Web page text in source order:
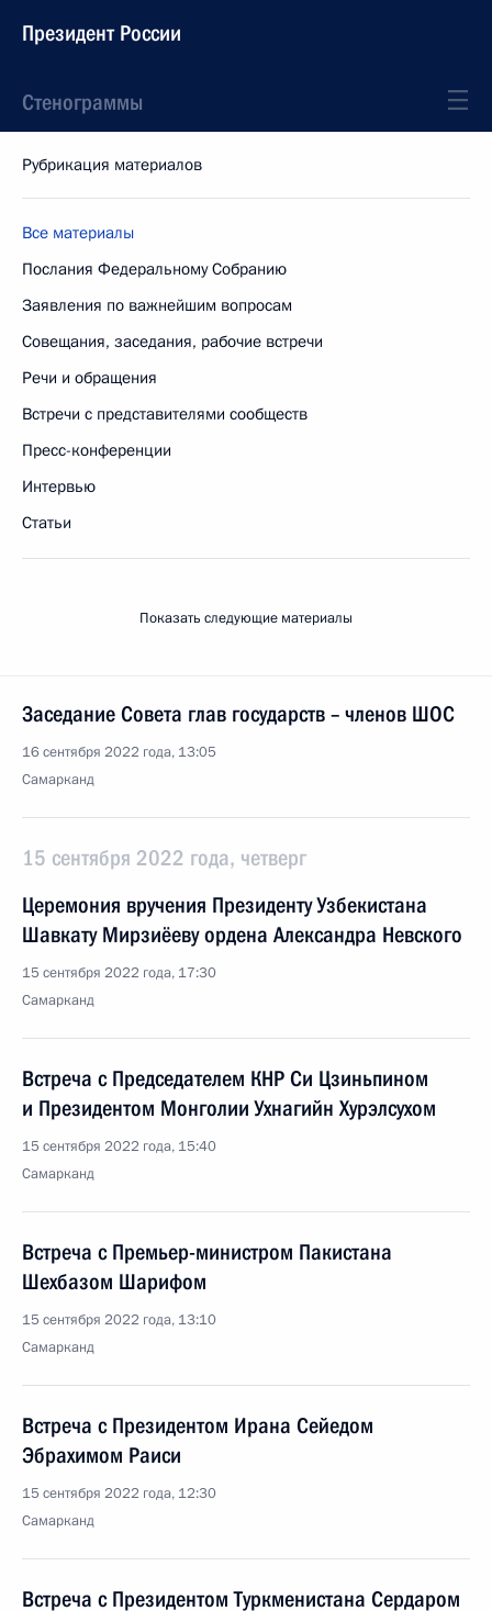
Президент России
Стенограммы
Рубрикация материалов
Все материалы
Послания Федеральному Собранию
Заявления по важнейшим вопросам
Совещания, заседания, рабочие встречи
Речи и обращения
Встречи с представителями сообществ
Пресс-конференции
Интервью
Статьи
Показать следующие материалы
Заседание Совета глав государств – членов ШОС
16 сентября 2022 года, 13:05
Самарканд
15 сентября 2022 года, четверг
Церемония вручения Президенту Узбекистана
Шавкату Мирзиёеву ордена Александра Невского
15 сентября 2022 года, 17:30
Самарканд
Встреча с Председателем КНР Си Цзиньпином
и Президентом Монголии Ухнагийн Хурэлсухом
15 сентября 2022 года, 15:40
Самарканд
Встреча с Премьер-министром Пакистана
Шехбазом Шарифом
15 сентября 2022 года, 13:10
Самарканд
Встреча с Президентом Ирана Сейедом
Эбрахимом Раиси
15 сентября 2022 года, 12:30
Самарканд
Встреча с Президентом Туркменистана Сердаром